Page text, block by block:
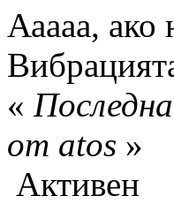
Ааааа,
«
от atos »
Активен